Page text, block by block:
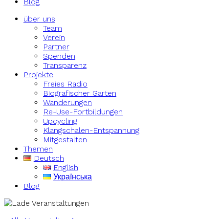
über uns
Team
Verein
Partner
Spenden
Transparenz
Projekte
Freies Radio
Biografischer Garten
Wanderungen
Re-Use-Fortbildungen
Upcycling
Klangschalen-Entspannung
Mitgestalten
Themen
Deutsch
English
Українська
Blog